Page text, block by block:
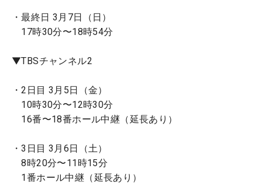
・最終日 3月7日（日）
17時30分〜18時54分
▼TBSチャンネル2
・2日目 3月5日（金）
10時30分〜12時30分
16番〜18番ホール中継（延長あり）
・3日目 3月6日（土）
8時20分〜11時15分
1番ホール中継（延長あり）